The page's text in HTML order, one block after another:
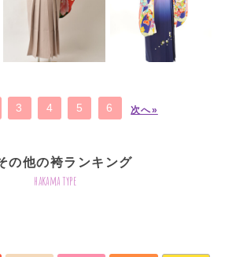
3 4 5 6 次へ»
の他の袴ランキング
hakama type